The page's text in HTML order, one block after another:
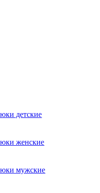
детские
женские
мужские